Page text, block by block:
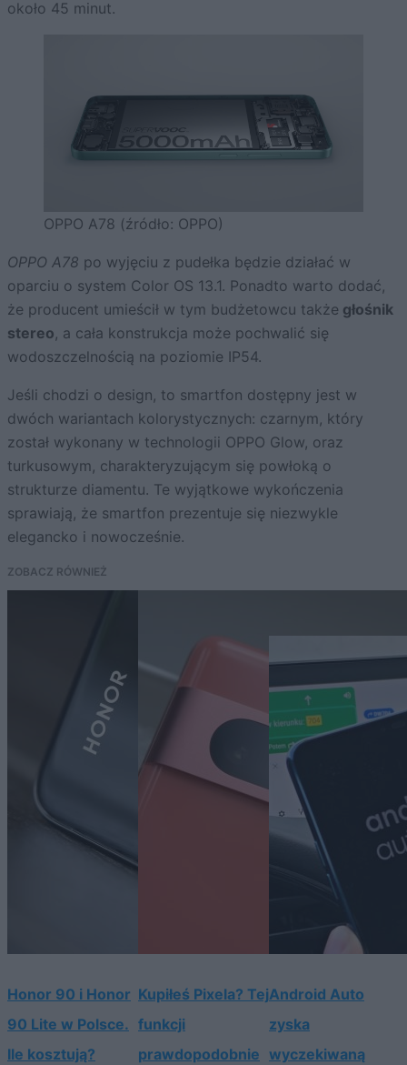
około 45 minut.
OPPO A78 (źródło: OPPO)
OPPO A78 po wyjęciu z pudełka będzie działać w
oparciu o system Color OS 13.1. Ponadto warto dodać,
że producent umieścił w tym budżetowcu także głośnik
stereo, a cała konstrukcja może pochwalić się
wodoszczelnością na poziomie IP54.
Jeśli chodzi o design, to smartfon dostępny jest w
dwóch wariantach kolorystycznych: czarnym, który
został wykonany w technologii OPPO Glow, oraz
turkusowym, charakteryzującym się powłoką o
strukturze diamentu. Te wyjątkowe wykończenia
sprawiają, że smartfon prezentuje się niezwykle
elegancko i nowocześnie.
ZOBACZ RÓWNIEŻ
Honor 90 i Honor
90 Lite w Polsce.
Ile kosztują?
Kupiłeś Pixela? Tej
funkcji
prawdopodobnie
Android Auto
zyska
wyczekiwaną